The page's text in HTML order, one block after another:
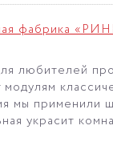
фабрика
любителей
мы применили
украсит